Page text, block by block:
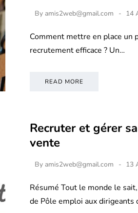
By amis2web@gmail.com 14
Comment mettre en place un
recrutement efficace ? Un…
READ MORE
Recruter et gérer
vente
By amis2web@gmail.com 13
Résumé Tout le monde le
de Pôle emploi aux dirigeants